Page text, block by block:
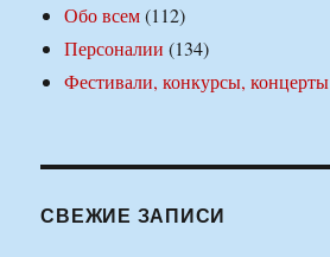
Обо всем(112)
Персоналии (134)
Фестивали, конкурсы, концерты
СВЕЖИЕ ЗАПИСИ